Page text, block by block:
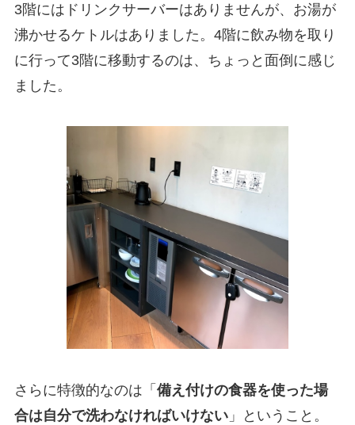
3階にはドリンクサーバーはありませんが、お湯が
沸かせるケトルはありました。4階に飲み物を取り
に行って3階に移動するのは、ちょっと面倒に感じ
ました。
さらに特徴的なのは「 備え付けの食器を使った場
合は自分で洗わなければいけない」ということ。